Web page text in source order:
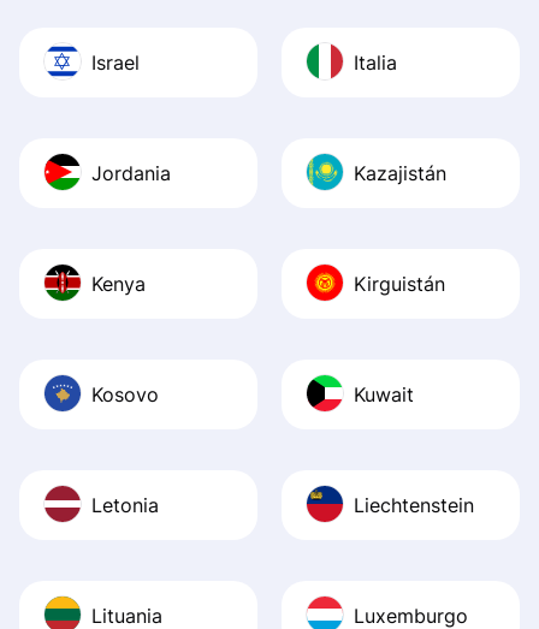
Israel Italia
Jordania Kazajistán
Kenya Kirguistán
Kosovo Kuwait
Letonia Liechtenstein
Lituania Luxemburgo